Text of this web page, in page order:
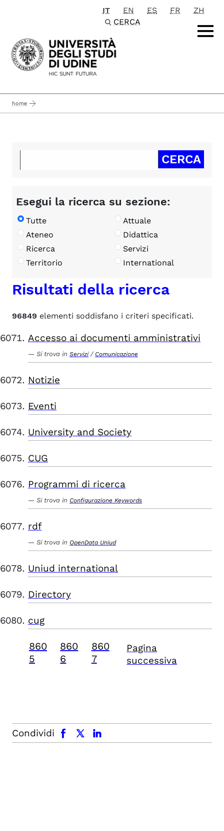
Passa al contenuto principale
IT EN ES FR
ZH
CERCA
home
Esegui la ricerca su sezione:
Tutte
Attuale
Ateneo
Didattica
Ricerca
Servizi
Territorio
International
Risultati della ricerca
96849 elementi soddisfano i criteri specificati.
Accesso ai documenti amministrativi
Si trova in Servizi / Comunicazione
Notizie
Eventi
University and Society
CUG
Programmi di ricerca
Si trova in Configurazione Keywords
rdf
Si trova in OpenData Uniud
Uniud international
Directory
cug
860
5
860
6
860
7
Pagina
successiva
Condividi
facebook x.com linkedin